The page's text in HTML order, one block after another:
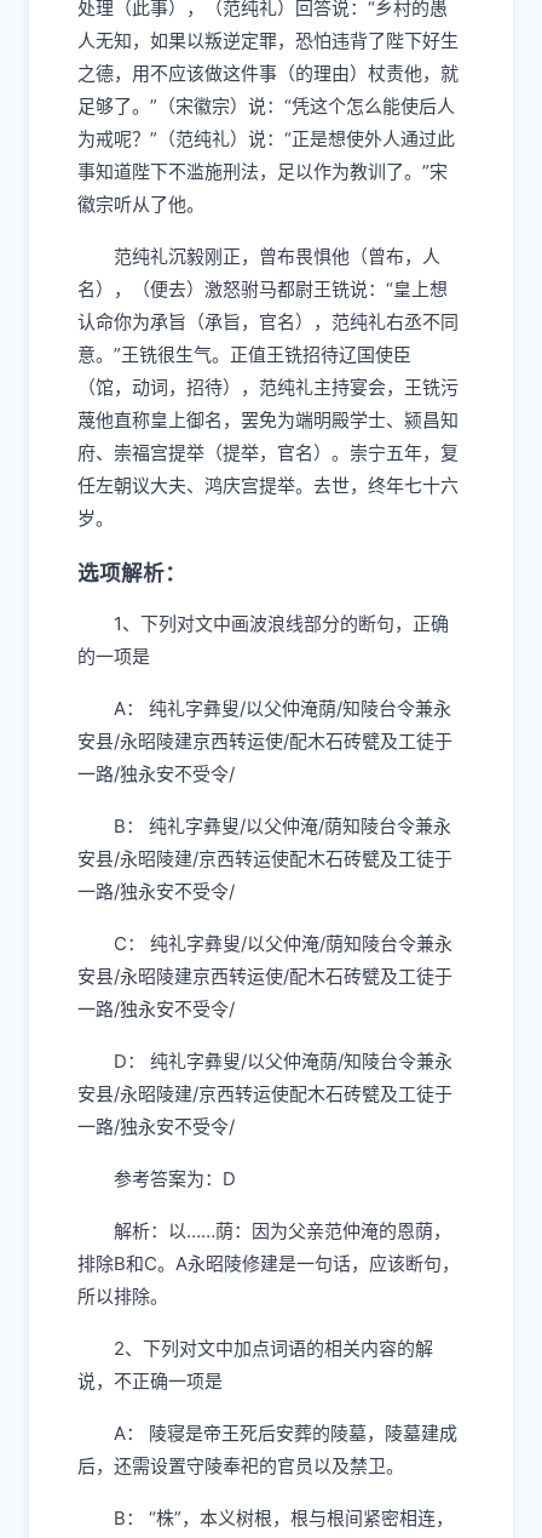
处理（此事），（范纯礼）回答说：“乡村的愚
人无知，如果以叛逆定罪，恐怕违背了陛下好生
之德，用不应该做这件事（的理由）杖责他，就
足够了。”（宋徽宗）说：“凭这个怎么能使后人
为戒呢？”（范纯礼）说：“正是想使外人通过此
事知道陛下不滥施刑法，足以作为教训了。”宋
徽宗听从了他。
范纯礼沉毅刚正，曾布畏惧他（曾布，人
名），（便去）激怒驸马都尉王铣说：“皇上想
认命你为承旨（承旨，官名），范纯礼右丞不同
意。”王铣很生气。正值王铣招待辽国使臣
（馆，动词，招待），范纯礼主持宴会，王铣污
蔑他直称皇上御名，罢免为端明殿学士、颍昌知
府、崇福宫提举（提举，官名）。崇宁五年，复
任左朝议大夫、鸿庆宫提举。去世，终年七十六
岁。
选项解析：
1、下列对文中画波浪线部分的断句，正确
的一项是
A： 纯礼字彝叟/以父仲淹荫/知陵台令兼永
安县/永昭陵建京西转运使/配木石砖甓及工徒于
一路/独永安不受令/
B： 纯礼字彝叟/以父仲淹/荫知陵台令兼永
安县/永昭陵建/京西转运使配木石砖甓及工徒于
一路/独永安不受令/
C： 纯礼字彝叟/以父仲淹/荫知陵台令兼永
安县/永昭陵建京西转运使/配木石砖甓及工徒于
一路/独永安不受令/
D： 纯礼字彝叟/以父仲淹荫/知陵台令兼永
安县/永昭陵建/京西转运使配木石砖甓及工徒于
一路/独永安不受令/
参考答案为：D
解析：以……荫：因为父亲范仲淹的恩荫，
排除B和C。A永昭陵修建是一句话，应该断句，
所以排除。
2、下列对文中加点词语的相关内容的解
说，不正确一项是
A： 陵寝是帝王死后安葬的陵墓，陵墓建成
后，还需设置守陵奉祀的官员以及禁卫。
B： “株”，本义树根，根与根间紧密相连，